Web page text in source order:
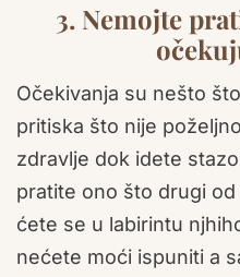
3. Nemojte
Očekivanja su nešto
pritiska što nije
zdravlje dok idete
pratite ono što drugi
ćete se u labirintu
nećete moći ispuniti a